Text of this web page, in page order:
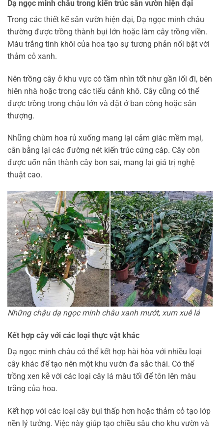
Dạ ngọc minh châu trong kiến trúc sân vườn hiện đại
Trong các thiết kế sân vườn hiện đại, Dạ ngọc minh châu
thường được trồng thành bụi lớn hoặc làm cây trồng viền.
Màu trắng tinh khôi của hoa tạo sự tương phản nổi bật với
thảm cỏ xanh.
Nên trồng cây ở khu vực có tầm nhìn tốt như gần lối đi, bên
hiên nhà hoặc trong các tiểu cảnh khô. Cây cũng có thể
được trồng trong chậu lớn và đặt ở ban công hoặc sân
thượng.
Những chùm hoa rủ xuống mang lại cảm giác mềm mại,
cân bằng lại các đường nét kiến trúc cứng cáp. Cây còn
được uốn nắn thành cây bon sai, mang lại giá trị nghệ
thuật cao.
Những chậu dạ ngọc minh châu xanh mướt, xum xuê lá
Kết hợp cây với các loại thực vật khác
Dạ ngọc minh châu có thể kết hợp hài hòa với nhiều loại
cây khác để tạo nên một khu vườn đa sắc thái. Có thể
trồng xen kẽ với các loại cây lá màu tối để tôn lên màu
trắng của hoa.
Kết hợp với các loại cây bụi thấp hơn hoặc thảm cỏ tạo lớp
nền lý tưởng. Việc này giúp tạo chiều sâu cho khu vườn và